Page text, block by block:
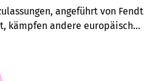
angeführt von Fendt
kämpfen andere europäische